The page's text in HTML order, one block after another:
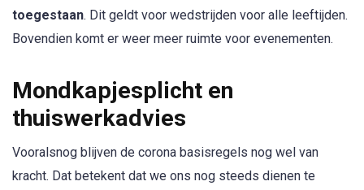
toegestaan. Dit geldt voor wedstrijden voor alle leeftijden.
Bovendien komt er weer meer ruimte voor evenementen.
Mondkapjesplicht en
thuiswerkadvies
Vooralsnog blijven de corona basisregels nog wel van
kracht. Dat betekent dat we ons nog steeds dienen te